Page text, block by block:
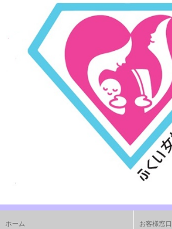
ホーム お客様窓口